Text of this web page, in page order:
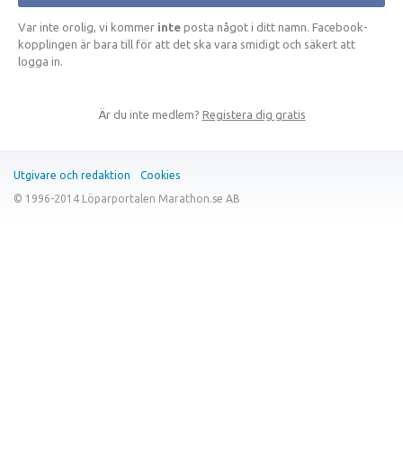
Var inte orolig, vi kommer inte posta något i ditt namn. Facebook-
kopplingen är bara till för att det ska vara smidigt och säkert att
logga in.
Är du inte medlem? Registera dig gratis
Utgivare och redaktion
Cookies
© 1996-2014 Löparportalen Marathon.se AB